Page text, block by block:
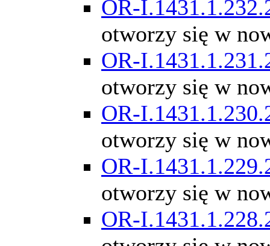
OR-
otworzy się w
OR-
otworzy się w
OR-
otworzy się w
OR-
otworzy się w
OR-